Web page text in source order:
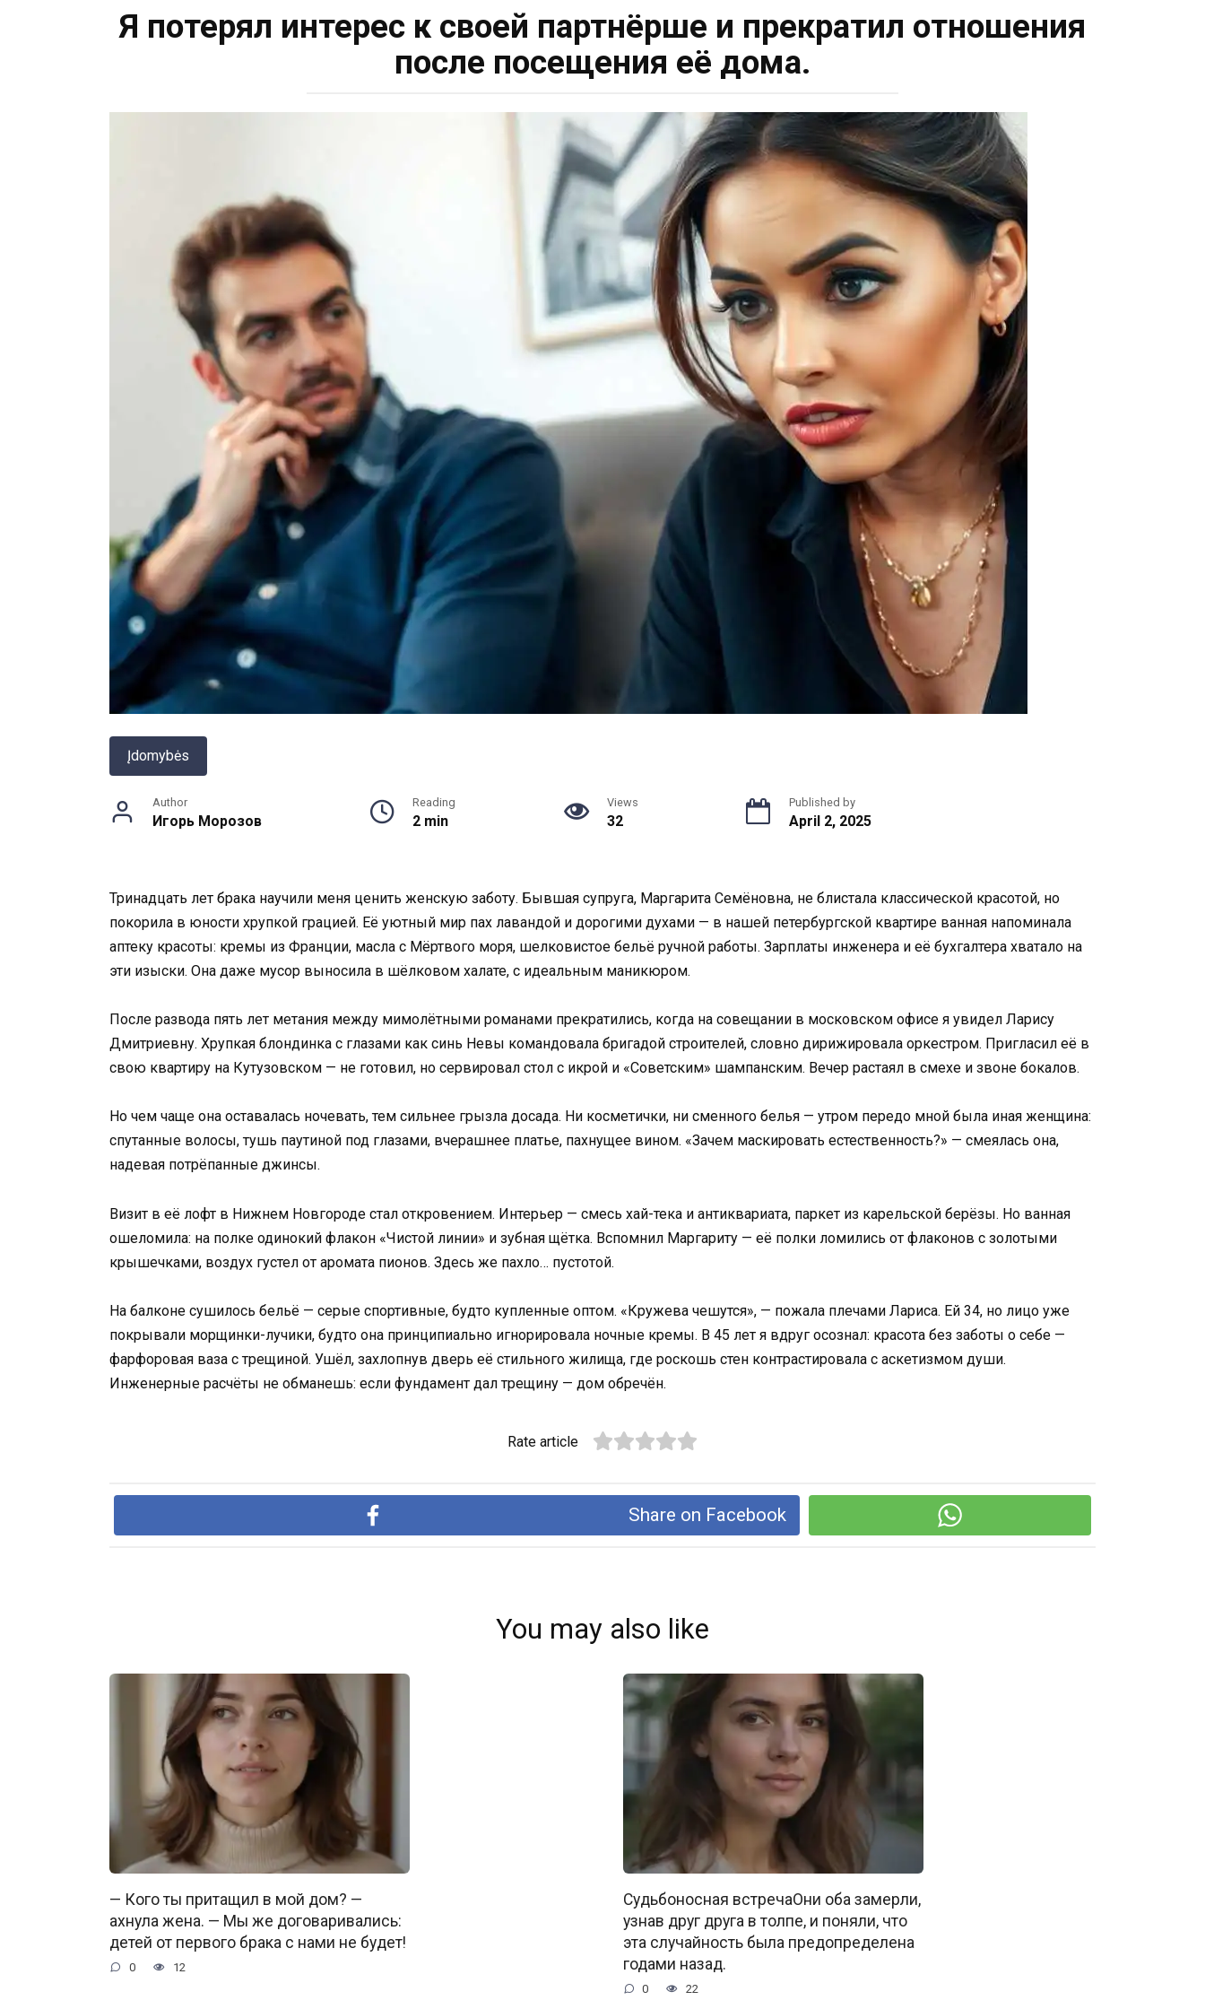
Я потерял интерес к своей партнёрше и прекратил отношения
после посещения её дома.
Įdomybės
Author
Игорь Морозов
Reading
2 min
Views
32
Published by
April 2, 2025
Тринадцать лет брака научили меня ценить женскую заботу. Бывшая супруга, Маргарита Семёновна, не блистала классической красотой, но
покорила в юности хрупкой грацией. Её уютный мир пах лавандой и дорогими духами — в нашей петербургской квартире ванная напоминала
аптеку красоты: кремы из Франции, масла с Мёртвого моря, шелковистое бельё ручной работы. Зарплаты инженера и её бухгалтера хватало на
эти изыски. Она даже мусор выносила в шёлковом халате, с идеальным маникюром.
После развода пять лет метания между мимолётными романами прекратились, когда на совещании в московском офисе я увидел Ларису
Дмитриевну. Хрупкая блондинка с глазами как синь Невы командовала бригадой строителей, словно дирижировала оркестром. Пригласил её в
свою квартиру на Кутузовском — не готовил, но сервировал стол с икрой и «Советским» шампанским. Вечер растаял в смехе и звоне бокалов.
Но чем чаще она оставалась ночевать, тем сильнее грызла досада. Ни косметички, ни сменного белья — утром передо мной была иная женщина:
спутанные волосы, тушь паутиной под глазами, вчерашнее платье, пахнущее вином. «Зачем маскировать естественность?» — смеялась она,
надевая потрёпанные джинсы.
Визит в её лофт в Нижнем Новгороде стал откровением. Интерьер — смесь хай-тека и антиквариата, паркет из карельской берёзы. Но ванная
ошеломила: на полке одинокий флакон «Чистой линии» и зубная щётка. Вспомнил Маргариту — её полки ломились от флаконов с золотыми
крышечками, воздух густел от аромата пионов. Здесь же пахло… пустотой.
На балконе сушилось бельё — серые спортивные, будто купленные оптом. «Кружева чешутся», — пожала плечами Лариса. Ей 34, но лицо уже
покрывали морщинки-лучики, будто она принципиально игнорировала ночные кремы. В 45 лет я вдруг осознал: красота без заботы о себе —
фарфоровая ваза с трещиной. Ушёл, захлопнув дверь её стильного жилища, где роскошь стен контрастировала с аскетизмом души.
Инженерные расчёты не обманешь: если фундамент дал трещину — дом обречён.
Rate article
Share on Facebook
You may also like
— Кого ты притащил в мой дом? —
ахнула жена. — Мы же договаривались:
детей от первого брака с нами не будет!
0 12
Судьбоносная встречаОни оба замерли,
узнав друг друга в толпе, и поняли, что
эта случайность была предопределена
годами назад.
0 22